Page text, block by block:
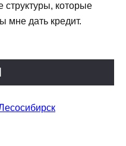
структуры, которые
мне дать кредит.